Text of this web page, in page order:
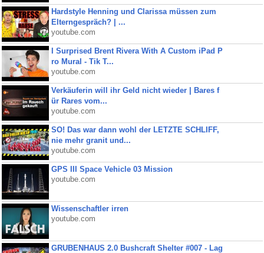
Hardstyle Henning und Clarissa müssen zum
Elterngespräch? | ...
youtube.com
I Surprised Brent Rivera With A Custom iPad P
ro Mural - Tik T...
youtube.com
Verkäuferin will ihr Geld nicht wieder | Bares f
ür Rares vom...
youtube.com
SO! Das war dann wohl der LETZTE SCHLIFF,
nie mehr granit und...
youtube.com
GPS III Space Vehicle 03 Mission
youtube.com
Wissenschaftler irren
youtube.com
GRUBENHAUS 2.0 Bushcraft Shelter #007 - Lag